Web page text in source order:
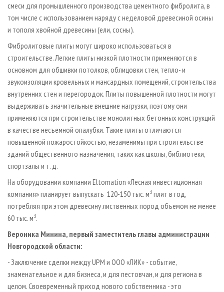
смеси для промышленного производства цементного фибролита, в
том числе с использованием наряду с неделовой древесиной осины
и тополя хвойной древесины (ели, сосны).
Фибролитовые плиты могут широко использоваться в
строительстве. Легкие плиты низкой плотности применяются в
основном для обшивки потолков, облицовки стен, тепло- и
звукоизоляции кровельных и мансардных помещений, строительства
внутренних стен и перегородок. Плиты повышенной плотности могут
выдерживать значительные внешние нагрузки, поэтому они
применяются при строительстве монолитных бетонных конструкций
в качестве несъемной опалубки. Такие плиты отличаются
повышенной пожаростойкостью, незаменимы при строительстве
зданий общественного назначения, таких как школы, библиотеки,
спортзалы и т. д.
На оборудовании компании Eltomation «Лесная инвестиционная
компания» планирует выпускать 120-150 тыс. м3 плит в год,
потребляя при этом древесину лиственных пород объемом не менее
60 тыс. м3.
Вероника Минина, первый заместитель главы администрации
Новгородской области:
- Заключение сделки между UPM и ООО «ЛИК» - событие,
знаменательное и для бизнеса, и для пестовчан, и для региона в
целом. Своевременный приход нового собственника - это